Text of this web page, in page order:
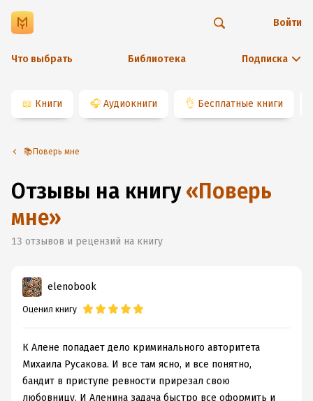
Что выбрать Библиотека Подписка
Войти
📖 Книги 🎧 Аудиокниги 👌 Бесплатные книги
📚Поверь мне
Отзывы на книгу «Поверь
мне»
13 отзывов и рецензий на книгу
elenobook
Оценил книгу
К Алене попадает дело криминального авторитета
Михаила Русакова. И все там ясно, и все понятно,
бандит в приступе ревности прирезал свою
любовницу. И Аленина задача быстро все оформить и